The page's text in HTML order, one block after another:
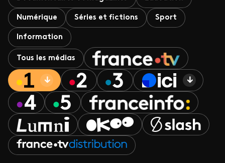
Numérique Séries et fictions Sport
Information
Tous les médias